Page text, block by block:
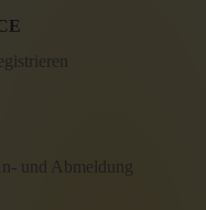
und Abmeldung